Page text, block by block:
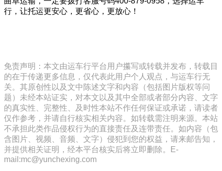
行，让托运更安心，更省心，更放心！
免责声明：本文由运车行平台用户攥写或转载并发布，转载目
的在于传递更多信息，仅代表此用户个人观点，与运车行无
关。其原创性以及文中陈述文字和内容（包括图片版权等问
题）未经本站证实，对本文以及其中全部或者部分内容、文字
的真实性、完整性、及时性本站不作任何保证或承诺，请读者
仅作参考，并请自行核实相关内容。如转载需注明来源。本站
不承担此类作品侵权行为的直接责任及连带责任。如内容（包
含图片、视频、音频、文字）侵犯到您的权益，请来邮告知，
并提供相关证明，经本平台核实后将立即删除。E-
mail:mc@yunchexing.com